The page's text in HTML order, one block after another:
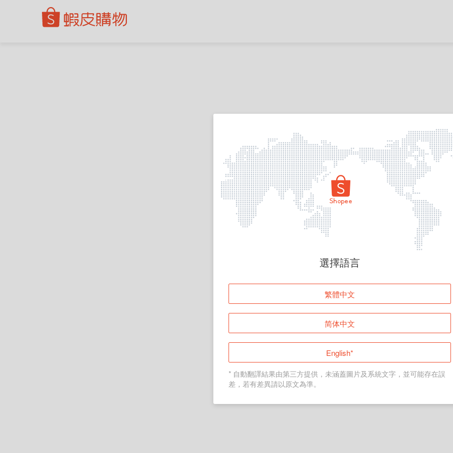
頁面無法顯示
登入
返回首頁
選擇語言
繁體中文
简体中文
English*
* 自動翻譯結果由第三方提供，未涵蓋圖片及系統文字，並可能存在誤
差，若有差異請以原文為準。